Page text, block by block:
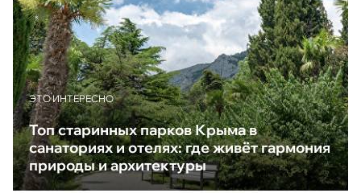
ЭТО ИНТЕРЕСНО
Топ старинных парков Крыма в
санаториях и отелях: где живёт гармония
природы и архитектуры